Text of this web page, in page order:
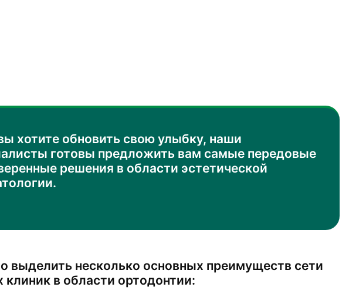
хотите обновить свою улыбку, наши
готовы предложить вам самые передовые
решения в области эстетической
выделить несколько основных преимуществ сети
клиник в области ортодонтии: